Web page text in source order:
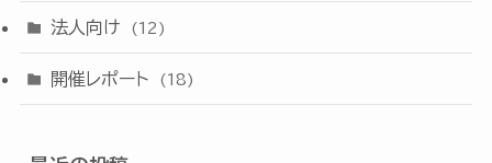
法人向け (12)
開催レポート (18)